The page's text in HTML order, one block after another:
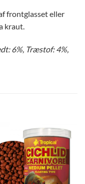
frontglasset eller
kraut.
6%, Træstof: 4%,